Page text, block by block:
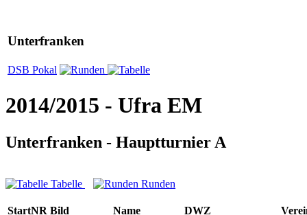
Unterfranken
DSB Pokal
2014/2015 - Ufra EM
Unterfranken - Hauptturnier A
Tabelle Runden
StartNR Bild Name DWZ